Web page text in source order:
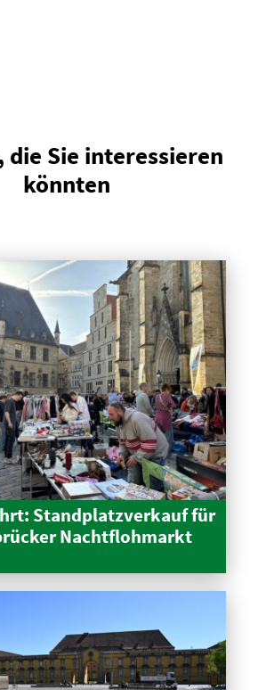
die Sie interessieren
könnten
Stand­platz­verkauf für
Nacht­floh­markt